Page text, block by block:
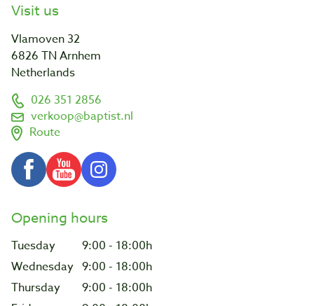
Visit us
Vlamoven 32
6826 TN Arnhem
Netherlands
026 351 2856
verkoop@baptist.nl
Route
Opening hours
Tuesday
9:00 - 18:00h
Wednesday 9:00 - 18:00h
Thursday
9:00 - 18:00h